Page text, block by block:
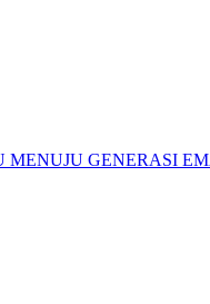
GENERASI